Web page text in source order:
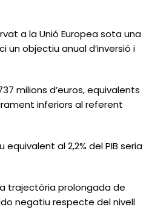
a la Unió Europea sota una
un objectiu anual d’inversió i
milions d’euros, equivalents
inferiors al referent
al 2,2% del PIB seria
trajectòria prolongada de
negatiu respecte del nivell